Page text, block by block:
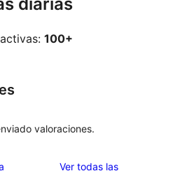
100+
valoraciones.
Ver todas lasvaloraciones